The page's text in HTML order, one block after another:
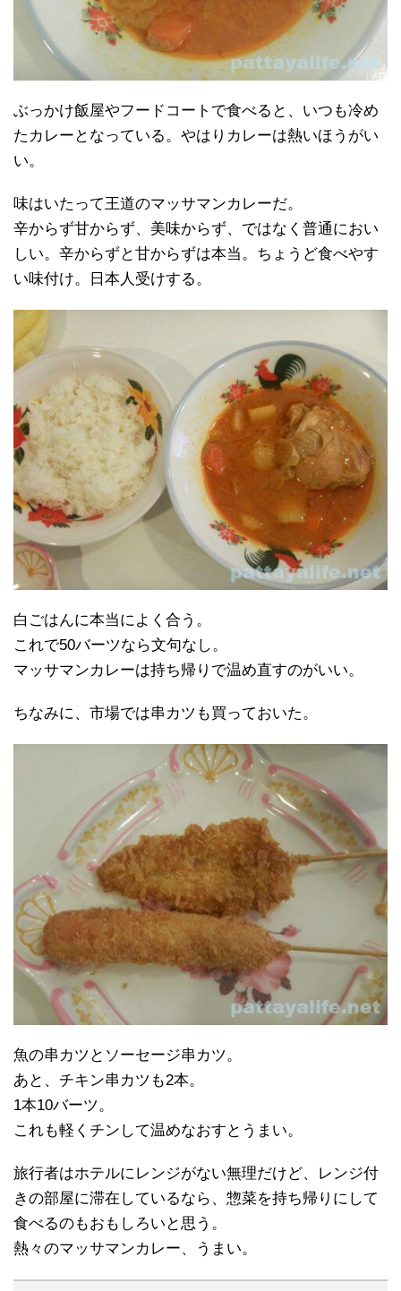
ぶっかけ飯屋やフードコートで食べると、いつも冷め
たカレーとなっている。やはりカレーは熱いほうがい
い。
味はいたって王道のマッサマンカレーだ。
辛からず甘からず、美味からず、ではなく普通におい
しい。辛からずと甘からずは本当。ちょうど食べやす
い味付け。日本人受けする。
白ごはんに本当によく合う。
これで50バーツなら文句なし。
マッサマンカレーは持ち帰りで温め直すのがいい。
ちなみに、市場では串カツも買っておいた。
魚の串カツとソーセージ串カツ。
あと、チキン串カツも2本。
1本10バーツ。
これも軽くチンして温めなおすとうまい。
旅行者はホテルにレンジがない無理だけど、レンジ付
きの部屋に滞在しているなら、惣菜を持ち帰りにして
食べるのもおもしろいと思う。
熱々のマッサマンカレー、うまい。